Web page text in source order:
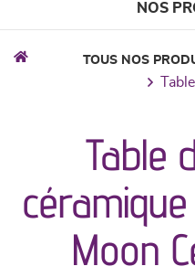
NOS
meubles de
chambres et dressing
TOUS NOS
Table
Moon